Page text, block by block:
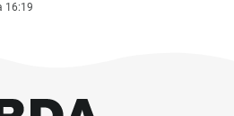
16:19